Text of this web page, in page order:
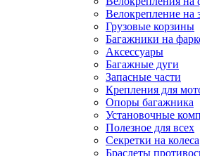
Велокрепление на
Грузовые корзины
Багажники на
Аксессуары
Багажные дуги
Запасные части
Крепления для
Опоры багажника
Установочные
Полезное для всех
Секретки на колеса
Браслеты